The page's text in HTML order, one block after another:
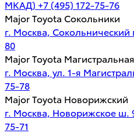
МКАД) +7 (495) 172-75-76
Major Toyota Сокольники
г. Москва, Сокольнический
80
Major Toyota Магистральная
г. Москва, ул. 1-я
75-78
Major Toyota Новорижский
г. Москва, Новорижское ш.
75-71